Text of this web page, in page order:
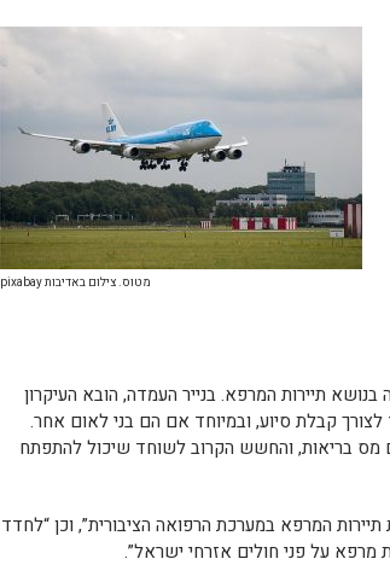
מטוס. צילום באדיבות pixabay
בנושא תיירות המרפא. בנייר העמדה, הובא העיקרון
קבלת סיוע, ובמיוחד אם הם בני לאום אחר.
מס בריאות, והחשש הקרוב לשוחד שיכול להתפתח
המרפא במערכת הרפואה הציבורית”, וכן “לחדד
מרפא על פני חולים אזרחי ישראל”.